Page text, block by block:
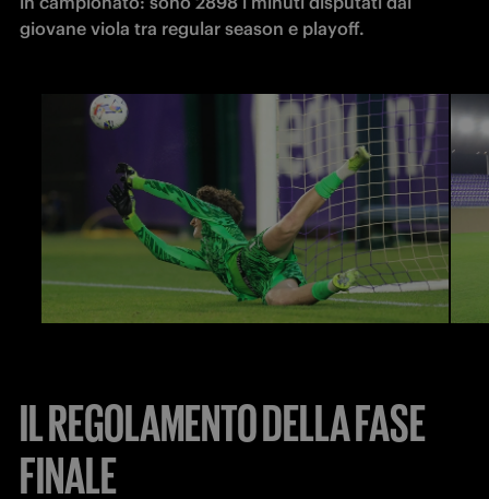
giovane viola tra regular season e playoff.
IL REGOLAMENTO DELLA FASE
FINALE